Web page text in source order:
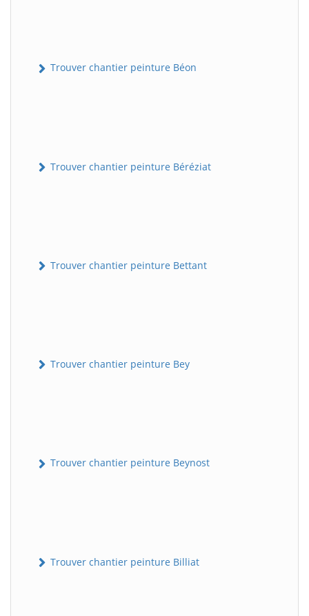
Trouver chantier peinture Béon
Trouver chantier peinture Béréziat
Trouver chantier peinture Bettant
Trouver chantier peinture Bey
Trouver chantier peinture Beynost
Trouver chantier peinture Billiat